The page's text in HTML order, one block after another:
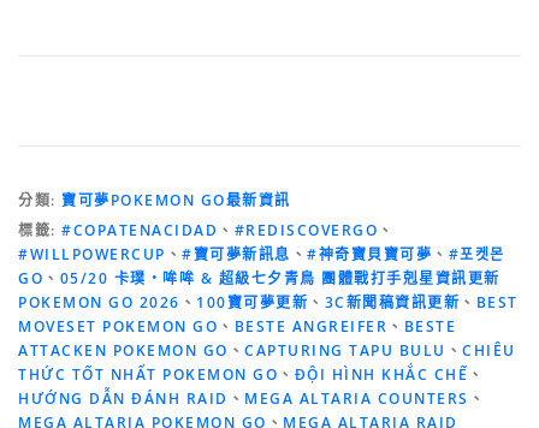
分類: 寶可夢POKEMON GO最新資訊
標籤: #COPATENACIDAD 、 #REDISCOVERGO 、
#WILLPOWERCUP 、 #寶可夢新訊息 、 #神奇寶貝寶可夢 、 #포켓몬
GO 、 05/20 卡璞・哞哞 & 超級七夕青鳥 團體戰打手剋星資訊更新
POKEMON GO 2026 、 100寶可夢更新 、 3C新聞稿資訊更新 、 BEST
MOVESET POKEMON GO 、 BESTE ANGREIFER 、 BESTE
ATTACKEN POKEMON GO 、 CAPTURING TAPU BULU 、 CHIÊU
THỨC TỐT NHẤT POKEMON GO 、 ĐỘI HÌNH KHẮC CHẾ 、
HƯỚNG DẪN ĐÁNH RAID 、 MEGA ALTARIA COUNTERS 、
MEGA ALTARIA POKEMON GO 、 MEGA ALTARIA RAID